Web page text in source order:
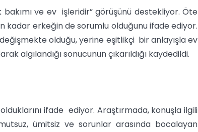
bakımı ve ev işleridir” görüşünü destekliyor. Öte
kadar erkeğin de sorumlu olduğunu ifade ediyor.
olduğu, yerine eşitlikçi bir anlayışla ev
algılandığı sonucunun çıkarıldığı kaydedildi.
ifade ediyor. Araştırmada, konuşla ilgili
ümitsiz ve sorunlar arasında bocalayan